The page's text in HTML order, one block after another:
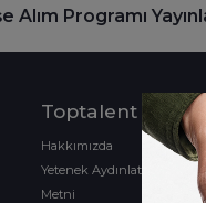
Alım Programı
Toptalent
Hakkımızda
Yetenek Aydınlatma
Metni